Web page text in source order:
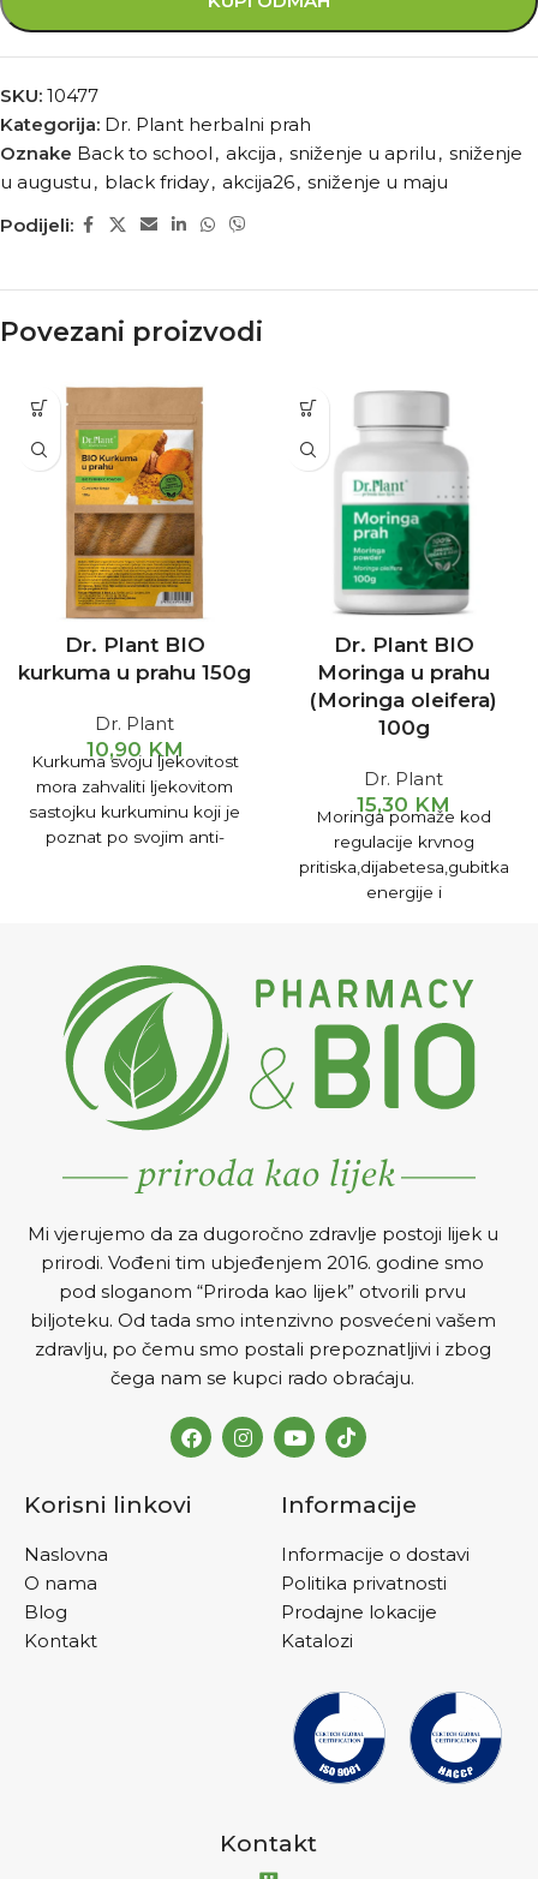
SKU: 10477
Kategorija: Dr. Plant herbalni prah
Oznake Back to school , akcija , sniženje u aprilu , sniženje
u augustu , black friday, akcija26, sniženje u maju
Podijeli:
Povezani proizvodi
Dr. Plant BIO
kurkuma u prahu 150g
Dr. Plant
10,90 KM
Kurkuma svoju ljekovitost
mora zahvaliti ljekovitom
sastojku kurkuminu koji je
poznat po svojim anti-
ublažavanje upala.
Dr. Plant BIO
Moringa u prahu
(Moringa oleifera)
100g
Dr. Plant
15,30 KM
Moringa pomaže kod
regulacije krvnog
pritiska,dijabetesa,gubitka
energije i
Mi vjerujemo da za dugoročno zdravlje postoji lijek u
prirodi. Vođeni tim ubjeđenjem 2016. godine smo
pod sloganom “Priroda kao lijek” otvorili prvu
biljoteku. Od tada smo intenzivno posvećeni vašem
zdravlju, po čemu smo postali prepoznatljivi i zbog
čega nam se kupci rado obraćaju.
Korisni linkovi
Naslovna
O nama
Blog
Kontakt
Informacije
Informacije o dostavi
Politika privatnosti
Prodajne lokacije
Katalozi
Kontakt